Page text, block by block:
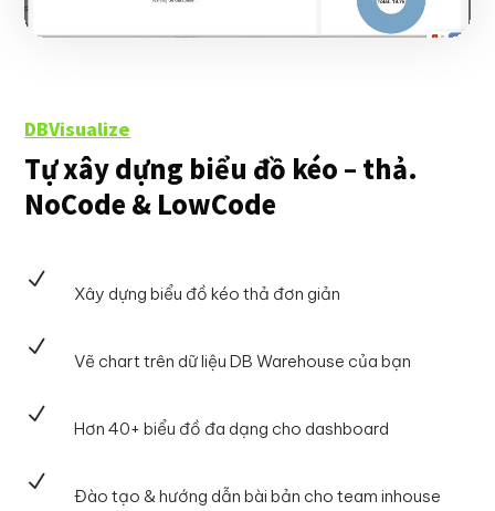
DBVisualize
Tự xây dựng biểu đồ kéo – thả.
NoCode & LowCode
N
Xây dựng biểu đồ kéo thả đơn giản
N
Vẽ chart trên dữ liệu DB Warehouse của bạn
N
Hơn 40+ biểu đồ đa dạng cho dashboard
N
Đào tạo & hướng dẫn bài bản cho team inhouse